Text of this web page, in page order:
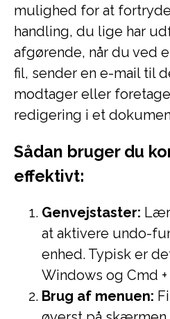
mulighed for at
handling, du lige har
afgørende, når du ved
fil, sender en e-mail til
modtager eller
redigering i et
Sådan bruger du
effektivt:
Genvejstaster:
at aktivere undo-
enhed. Typisk er
Windows og Cmd +
Brug af menuen: